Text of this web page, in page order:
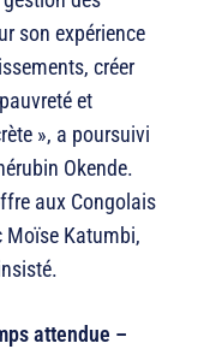
son expérience
créer
et
», a poursuivi
Okende.
aux Congolais
Moïse Katumbi,
attendue –